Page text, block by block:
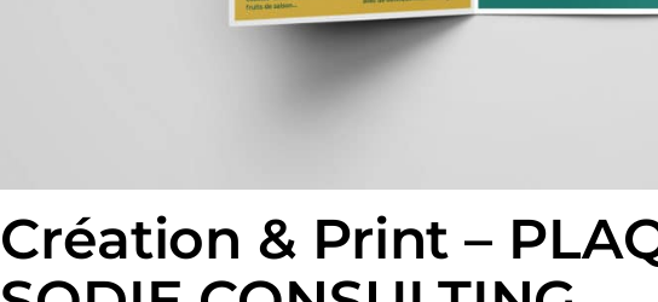
Création & Print –